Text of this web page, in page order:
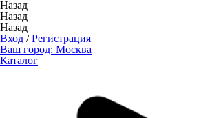
Назад
Назад
Назад
Вход /Регистрация
Ваш город: Москва
Каталог